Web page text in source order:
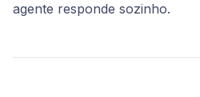
agente responde sozinho.